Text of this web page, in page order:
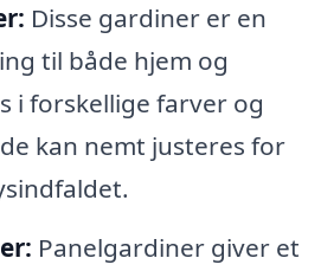
Disse gardiner er en
til både hjem og
i forskellige farver og
kan nemt justeres for
Panelgardiner giver et